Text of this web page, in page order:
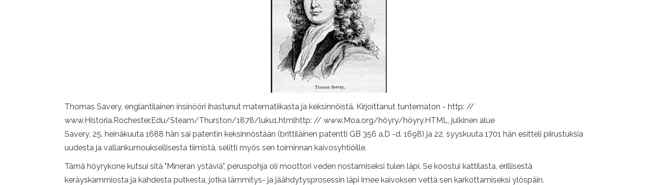
Thomas Savery, englantilainen insinööri ihastunut matematiikasta ja keksinnöistä. Kirjoittanut tuntematon - http: //
www.Historia.Rochester.Edu/Steam/Thurston/1878/luku1.htmlhttp: // www.Moa.org/höyry/höyry.HTML, julkinen alue
Savery, 25. heinäkuuta 1688 hän sai patentin keksinnöstään (brittiläinen patentti GB 356 a.D -d. 1698) ja 22. syyskuuta 1701 hän esitteli piirustuksia
uudesta ja vallankumouksellisesta tiimistä, selitti myös sen toiminnan kaivosyhtiöille.
Tämä höyrykone kutsui sitä "Mineran ystäviä", peruspohja oli moottori veden nostamiseksi tulen läpi. Se koostui kattilasta, erillisestä
keräyskammiosta ja kahdesta putkesta, jotka lämmitys- ja jäähdytysprosessin läpi imee kaivoksen vettä sen karkottamiseksi ylöspäin.